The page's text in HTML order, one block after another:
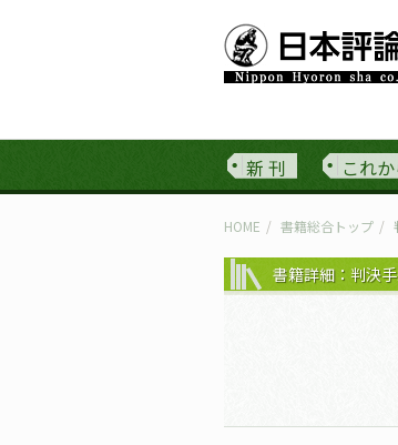
新 刊 これ
HOME 書籍総合トップ
書籍詳細：判決